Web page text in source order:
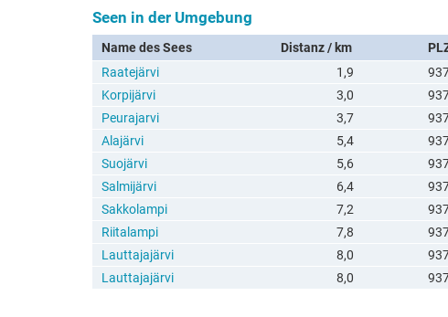
Seen in der Umgebung
Name des Sees Distanz / km
Raatejärvi
1,9
Korpijärvi
3,0
Peurajarvi
3,7
Alajärvi
5,4
Suojärvi
5,6
Salmijärvi
6,4
Sakkolampi
7,2
Riitalampi
7,8
Lauttajajärvi
8,0
Lauttajajärvi
8,0